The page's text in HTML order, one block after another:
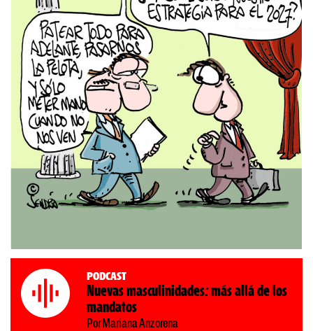
Podcast
Nuevas masculinidades: más allá de los
mandatos
Por Mariana Anzorena